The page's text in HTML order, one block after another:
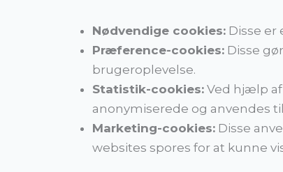
Nødvendige cookies: Disse er
Præference-cookies: Disse
brugeroplevelse.
Statistik-cookies: Ved hjælp
anonymiserede og anvendes
Marketing-cookies: Disse
websites spores for at kunne